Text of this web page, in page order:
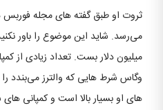
میلیون دلار بست. تعداد زیادی از
وگاس شرط هایی که والترز می‌بندد
های او بسیار بالا است و کمپانی